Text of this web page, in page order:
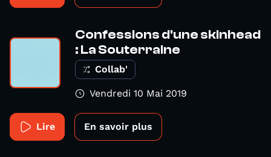
Confessions d'une skinhead
: La Souterraine
Collab'
Vendredi 10 Mai 2019
Lire En savoir plus